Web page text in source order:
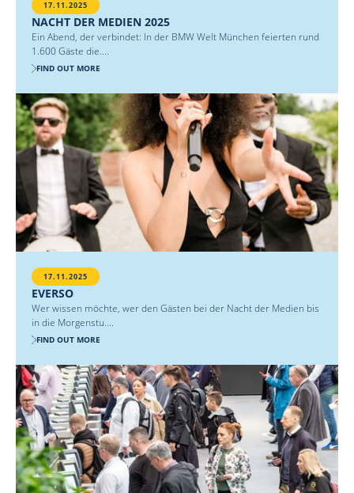
17.11.2025
NACHT DER MEDIEN 2025
Ein Abend, der verbindet: In der BMW Welt München feierten rund
1.600 Gäste die....
FIND OUT MORE
17.11.2025
EVERSO
Wer wissen möchte, wer den Gästen bei der Nacht der Medien bis
in die Morgenstu....
FIND OUT MORE